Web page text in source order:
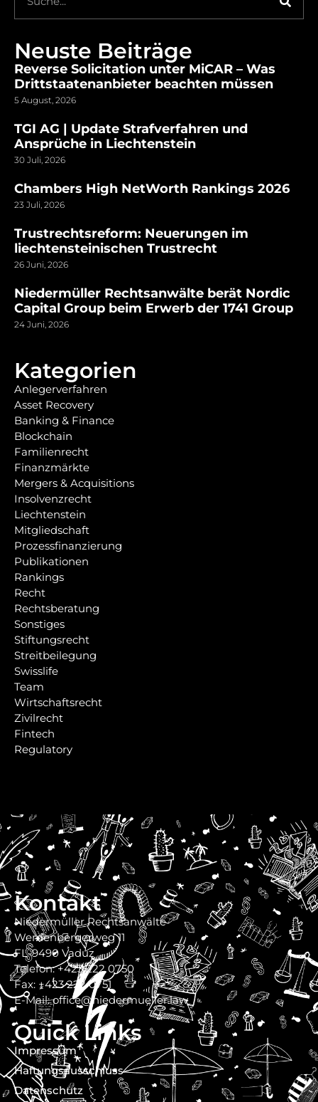
Neuste Beiträge
Reverse Solicitation unter MiCAR – Was
Drittstaatenanbieter beachten müssen
5 August, 2026
TGI AG | Update Strafverfahren und
Ansprüche in Liechtenstein
30 Juli, 2026
Chambers High NetWorth Rankings 2026
23 Juli, 2026
Trustrechtsreform: Neuerungen im
liechtensteinischen Trustrecht
26 Juni, 2026
Niedermüller Rechtsanwälte berät Nordic
Capital Group beim Erwerb der 1741 Group
24 Juni, 2026
Kategorien
Anlegerverfahren
Asset Recovery
Banking & Finance
Blockchain
Familienrecht
Finanzmärkte
Mergers & Acquisitions
Insolvenzrecht
Liechtenstein
Mitgliedschaft
Prozessfinanzierung
Publikationen
Rankings
Recht
Rechtsberatung
Sonstiges
Stiftungsrecht
Streitbeilegung
Swisslife
Team
Wirtschaftsrecht
Zivilrecht
Fintech
Regulatory
Kontakt
Niedermüller Rechtsanwälte
Werdenbergerweg 11
FL-9490 Vaduz
Telefon: +423 222 0750
Fax: +423 222 0751
E-Mail: office@niedermueller.law
Quick Links
Impressum
Haftungsausschluss
Datenschutz